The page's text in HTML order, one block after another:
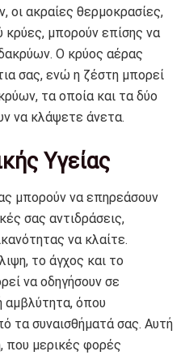
οι ακραίες θερμοκρασίες,
κρύες, μπορούν επίσης να
Ο κρύος αέρας
σας, ενώ η ζέστη μπορεί
τα οποία και τα δύο
να κλάψετε άνετα.
Υγείας
μπορούν να επηρεάσουν
σας αντιδράσεις,
να κλαίτε.
το άγχος και το
να οδηγήσουν σε
αμβλύτητα, όπου
τα συναισθήματά σας. Αυτή
που μερικές φορές